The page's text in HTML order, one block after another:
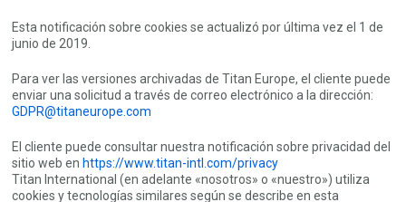
Esta notificación sobre cookies se actualizó por última vez el 1 de
junio de 2019.
Para ver las versiones archivadas de Titan Europe, el cliente puede
enviar una solicitud a través de correo electrónico a la dirección:
GDPR@titaneurope.com
El cliente puede consultar nuestra notificación sobre privacidad del
sitio web enhttps://www.titan-intl.com/privacy
Titan International (en adelante «nosotros» o «nuestro») utiliza
cookies y tecnologías similares según se describe en esta